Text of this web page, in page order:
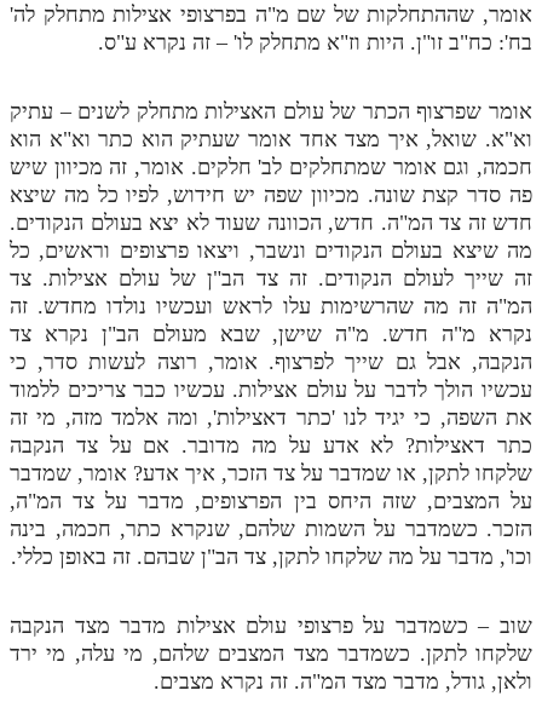
אודות האתר
אתר הבית
לאתר ספר הרב
דף היומי בזוהר הקדוש
אומר, שההתחלקות של שם מ"ה בפרצופי אצילות מתחלק לה'
בח': כח"ב זו"ן. היות וז"א מתחלק לו' – זה נקרא ע"ס.
אומר שפרצוף הכתר של עולם האצילות מתחלק לשנים – עתיק
וא"א. שואל, איך מצד אחד אומר שעתיק הוא כתר וא"א הוא
חכמה, וגם אומר שמתחלקים לב' חלקים. אומר, זה מכיוון שיש
פה סדר קצת שונה. מכיוון שפה יש חידוש, לפיו כל מה שיצא
חדש זה צד המ"ה. חדש, הכוונה שעוד לא יצא בעולם הנקודים.
מה שיצא בעולם הנקודים ונשבר, ויצאו פרצופים וראשים, כל
זה שייך לעולם הנקודים. זה צד הב"ן של עולם אצילות. צד
המ"ה זה מה שהרשימות עלו לראש ועכשיו נולדו מחדש. זה
נקרא מ"ה חדש. מ"ה שישן, שבא מעולם הב"ן נקרא צד
הנקבה, אבל גם שייך לפרצוף. אומר, רוצה לעשות סדר, כי
עכשיו הולך לדבר על עולם אצילות. עכשיו כבר צריכים ללמוד
את השפה, כי יגיד לנו 'כתר דאצילות', ומה אלמד מזה, מי זה
כתר דאצילות? לא אדע על מה מדובר. אם על צד הנקבה
שלקחו לתקן, או שמדבר על צד הזכר, איך אדע? אומר, שמדבר
על המצבים, שזה היחס בין הפרצופים, מדבר על צד המ"ה,
הזכר. כשמדבר על השמות שלהם, שנקרא כתר, חכמה, בינה
וכו', מדבר על מה שלקחו לתקן, צד הב"ן שבהם. זה באופן כללי.
שוב – כשמדבר על פרצופי עולם אצילות מדבר מצד הנקבה
שלקחו לתקן. כשמדבר מצד המצבים שלהם, מי עלה, מי ירד
ולאן, גודל, מדבר מצד המ"ה. זה נקרא מצבים.